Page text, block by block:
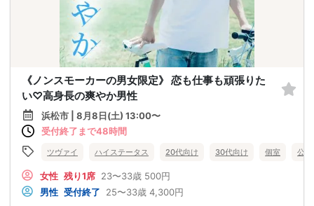
《ノンスモーカーの男女限定》 恋も仕事も頑張りた
い♡高身長の爽やか男性
浜松市 | 8月8日(土) 13:00〜
受付終了まで48時間
ツヴァイ ハイステータス 20代向け 30代向け 個室 公
女性 残り1席 23〜33歳 500円
男性 受付終了 25〜33歳 4,300円